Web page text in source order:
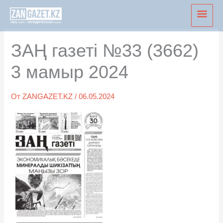
Перейти
содержимому
ЗАҢ газеті №33 (3662)
3 мамыр 2024
ОтZANGAZET.KZ/06.05.2024